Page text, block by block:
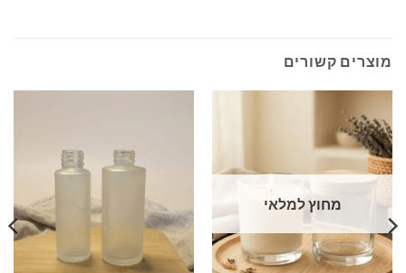
מוצרים קשורים
מחוץ למלאי